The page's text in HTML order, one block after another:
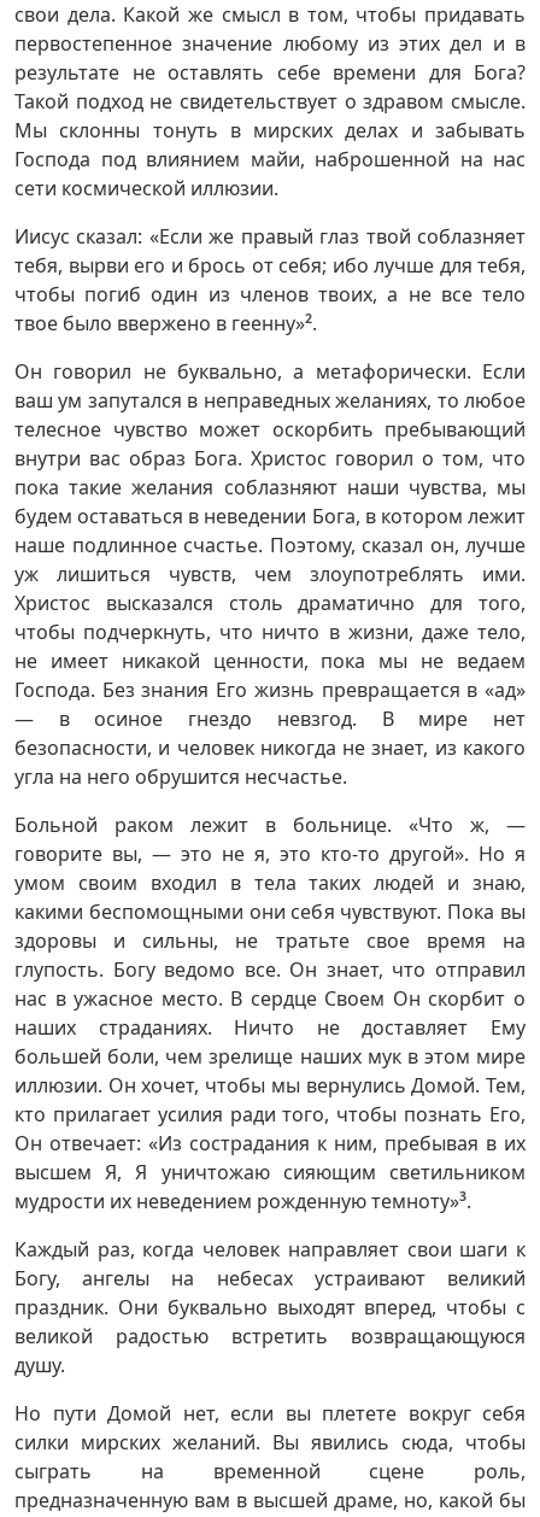
свои дела. Какой же смысл в том, чтобы придавать
первостепенное значение любому из этих дел и в
результате не оставлять себе времени для Бога?
Такой подход не свидетельствует о здравом смысле.
Мы склонны тонуть в мирских делах и забывать
Господа под влиянием майи, наброшенной на нас
сети космической иллюзии.
Иисус сказал: «Если же правый глаз твой соблазняет
тебя, вырви его и брось от себя; ибо лучше для тебя,
чтобы погиб один из членов твоих, а не все тело
твое было ввержено в геенну»2.
Он говорил не буквально, а метафорически. Если
ваш ум запутался в неправедных желаниях, то любое
телесное чувство может оскорбить пребывающий
внутри вас образ Бога. Христос говорил о том, что
пока такие желания соблазняют наши чувства, мы
будем оставаться в неведении Бога, в котором лежит
наше подлинное счастье. Поэтому, сказал он, лучше
уж лишиться чувств, чем злоупотреблять ими.
Христос высказался столь драматично для того,
чтобы подчеркнуть, что ничто в жизни, даже тело,
не имеет никакой ценности, пока мы не ведаем
Господа. Без знания Его жизнь превращается в «ад»
— в осиное гнездо невзгод. В мире нет
безопасности, и человек никогда не знает, из какого
угла на него обрушится несчастье.
Больной раком лежит в больнице. «Что ж, —
говорите вы, — это не я, это кто-то другой». Но я
умом своим входил в тела таких людей и знаю,
какими беспомощными они себя чувствуют. Пока вы
здоровы и сильны, не тратьте свое время на
глупость. Богу ведомо все. Он знает, что отправил
нас в ужасное место. В сердце Своем Он скорбит о
наших страданиях. Ничто не доставляет Ему
большей боли, чем зрелище наших мук в этом мире
иллюзии. Он хочет, чтобы мы вернулись Домой. Тем,
кто прилагает усилия ради того, чтобы познать Его,
Он отвечает: «Из сострадания к ним, пребывая в их
высшем Я, Я уничтожаю сияющим светильником
мудрости их неведением рожденную темноту»3.
Каждый раз, когда человек направляет свои шаги к
Богу, ангелы на небесах устраивают великий
праздник. Они буквально выходят вперед, чтобы с
великой радостью встретить возвращающуюся
душу.
Но пути Домой нет, если вы плетете вокруг себя
силки мирских желаний. Вы явились сюда, чтобы
сыграть на временной сцене роль,
предназначенную вам в высшей драме, но, какой бы